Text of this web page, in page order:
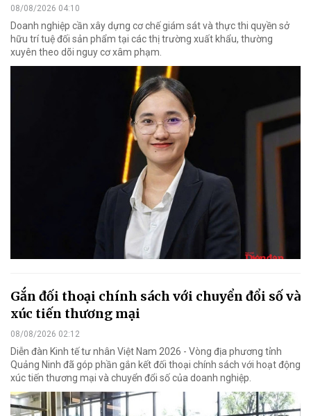
08/08/2026 04:10
Doanh nghiệp cần xây dựng cơ chế giám sát và thực thi quyền sở
hữu trí tuệ đối sản phẩm tại các thị trường xuất khẩu, thường
xuyên theo dõi nguy cơ xâm phạm.
Gắn đối thoại chính sách với chuyển đổi số và
xúc tiến thương mại
08/08/2026 02:12
Diễn đàn Kinh tế tư nhân Việt Nam 2026 - Vòng địa phương tỉnh
Quảng Ninh đã góp phần gắn kết đối thoại chính sách với hoạt động
xúc tiến thương mại và chuyển đổi số của doanh nghiệp.